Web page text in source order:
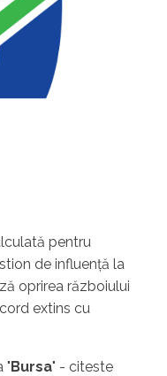
pentru
de influenţă la
oprirea războiului
extins cu
"Bursa" - citeste